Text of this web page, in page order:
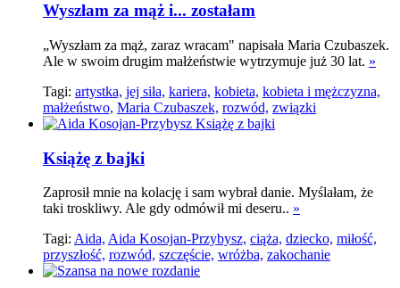
Wyszłam za mąż i... zostałam
„Wyszłam za mąż, zaraz wracam" napisała Maria Czubaszek.
Ale w swoim drugim małżeństwie wytrzymuje już 30 lat. »
Tagi: artystka, jej siła, kariera, kobieta, kobieta i mężczyzna,
małżeństwo, Maria Czubaszek, rozwód, związki
Książę z bajki
Zaprosił mnie na kolację i sam wybrał danie. Myślałam, że
taki troskliwy. Ale gdy odmówił mi deseru.. »
Tagi: Aida, Aida Kosojan-Przybysz, ciąża, dziecko, miłość,
przyszłość, rozwód, szczęście, wróżba, zakochanie